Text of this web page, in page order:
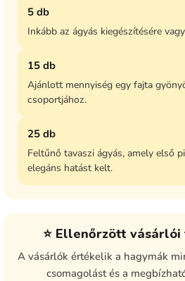
5 db
Inkább az ágyás kiegészítésére
15 db
Ajánlott mennyiség egy fajta
csoportjához.
25 db
Feltűnő tavaszi ágyás, amely első
elegáns hatást kelt.
⭐ Ellenőrzött
A vásárlók értékelik a hagymák
csomagolást és a